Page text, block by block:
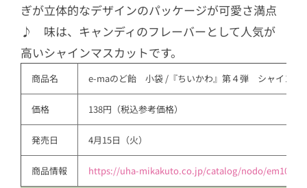
ぎが立体的なデザインのパッケージが可愛さ満点
♪ 味は、キャンディのフレーバーとして人気が
高いシャインマスカットです。
商品名 e-maのど飴　小袋 /『ちいかわ』第４弾　シャインマ
価格 138円（税込参考価格）
発売日 4月15日（火）
商品情報 https://uha-mikakuto.co.jp/catalog/nodo/